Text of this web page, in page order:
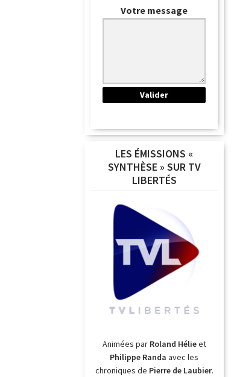
Votre message
LES ÉMISSIONS «
SYNTHÈSE » SUR TV
LIBERTÉS
Animées par Roland Hélieet
Philippe Randa avec les
chroniques de Pierre de Laubier.